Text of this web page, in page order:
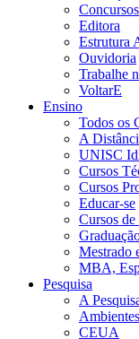
Editora
Estrutura
Ouvidoria
Trabalhe
VoltarE
Ensino
Todos os
A
UNISC
Cursos
Cursos
Educar-se
Cursos
Mestrado
MBA,
Pesquisa
A
CEUA